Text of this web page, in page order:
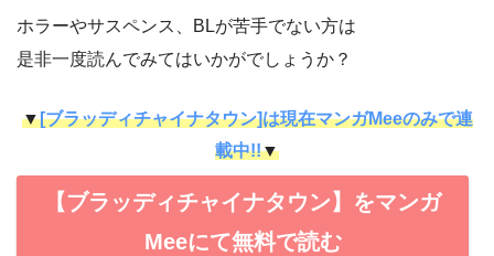
ホラーやサスペンス、BLが苦手でない方は
是非一度読んでみてはいかがでしょうか？
▼[ブラッディチャイナタウン]は現在マンガMeeのみで連
載中!!▼
【ブラッディチャイナタウン】をマンガ
Meeにて無料で読む